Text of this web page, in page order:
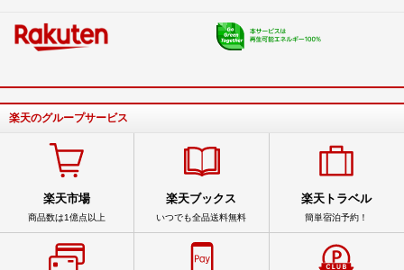
楽天のグループサービス
楽天市場
商品数は1億点以上
楽天ブックス
いつでも全品送料無料
楽天トラベル
簡単宿泊予約！